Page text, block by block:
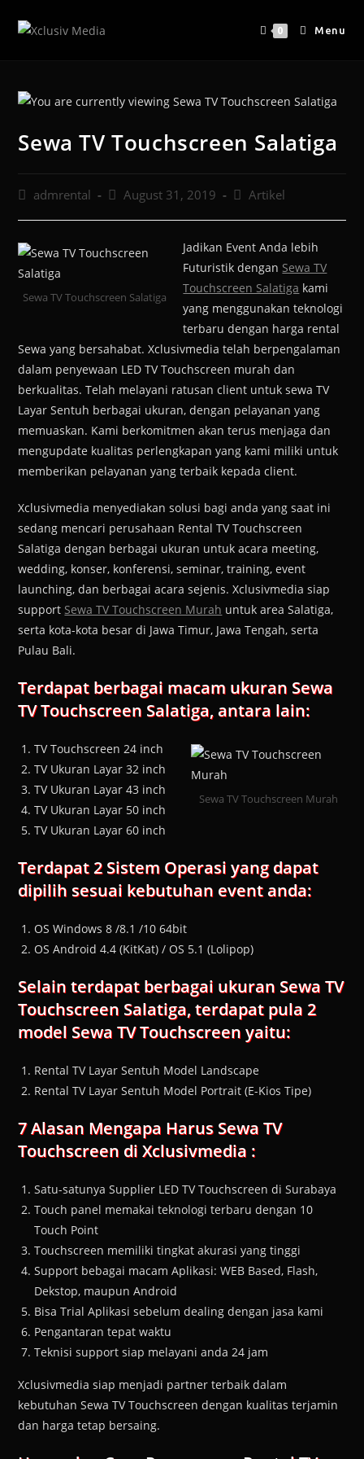
0 Menu
Sewa TV Touchscreen Salatiga
admrental August 31, 2019 Artikel
Sewa TV Touchscreen Salatiga
Jadikan Event Anda lebih
Futuristik dengan Sewa TV
Touchscreen Salatiga kami
yang menggunakan teknologi
terbaru dengan harga rental
Sewa yang bersahabat. Xclusivmedia telah berpengalaman
dalam penyewaan LED TV Touchscreen murah dan
berkualitas. Telah melayani ratusan client untuk sewa TV
Layar Sentuh berbagai ukuran, dengan pelayanan yang
memuaskan. Kami berkomitmen akan terus menjaga dan
mengupdate kualitas perlengkapan yang kami miliki untuk
memberikan pelayanan yang terbaik kepada client.
Xclusivmedia menyediakan solusi bagi anda yang saat ini
sedang mencari perusahaan Rental TV Touchscreen
Salatiga dengan berbagai ukuran untuk acara meeting,
wedding, konser, konferensi, seminar, training, event
launching, dan berbagai acara sejenis. Xclusivmedia siap
support Sewa TV Touchscreen Murah untuk area Salatiga,
serta kota-kota besar di Jawa Timur, Jawa Tengah, serta
Pulau Bali.
Terdapat berbagai macam ukuran Sewa
TV Touchscreen Salatiga, antara lain:
Sewa TV Touchscreen Murah
TV Touchscreen 24 inch
TV Ukuran Layar 32 inch
TV Ukuran Layar 43 inch
TV Ukuran Layar 50 inch
TV Ukuran Layar 60 inch
Terdapat 2 Sistem Operasi yang dapat
dipilih sesuai kebutuhan event anda:
OS Windows 8 /8.1 /10 64bit
OS Android 4.4 (KitKat) / OS 5.1 (Lolipop)
Selain terdapat berbagai ukuran Sewa TV
Touchscreen Salatiga, terdapat pula 2
model Sewa TV Touchscreen yaitu:
Rental TV Layar Sentuh Model Landscape
Rental TV Layar Sentuh Model Portrait (E-Kios Tipe)
7 Alasan Mengapa Harus Sewa TV
Touchscreen di Xclusivmedia :
Satu-satunya Supplier LED TV Touchscreen di Surabaya
Touch panel memakai teknologi terbaru dengan 10
Touch Point
Touchscreen memiliki tingkat akurasi yang tinggi
Support bebagai macam Aplikasi: WEB Based, Flash,
Dekstop, maupun Android
Bisa Trial Aplikasi sebelum dealing dengan jasa kami
Pengantaran tepat waktu
Teknisi support siap melayani anda 24 jam
Xclusivmedia siap menjadi partner terbaik dalam
kebutuhan Sewa TV Touchscreen dengan kualitas terjamin
dan harga tetap bersaing.